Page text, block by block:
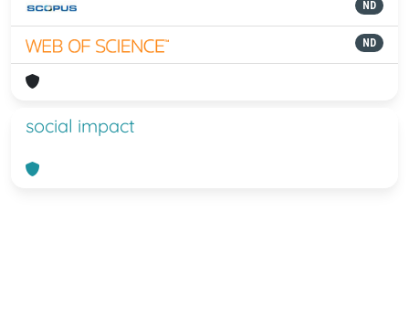
ND
ND
social impact